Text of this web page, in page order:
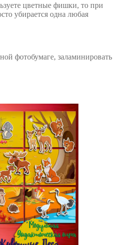
цветные фишки, то при
убирается одна любая
фотобумаге, заламинировать